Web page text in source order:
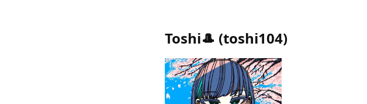
Toshi🎩 (toshi104)